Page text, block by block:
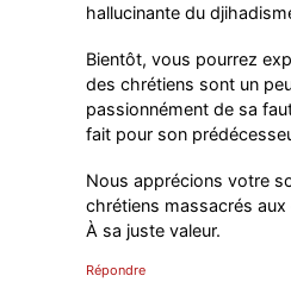
hallucinante du
Bientôt, vous pourrez
des chrétiens sont un
passionnément de sa
fait pour son
Nous apprécions votre
chrétiens massacrés aux
À sa juste valeur.
Répondre